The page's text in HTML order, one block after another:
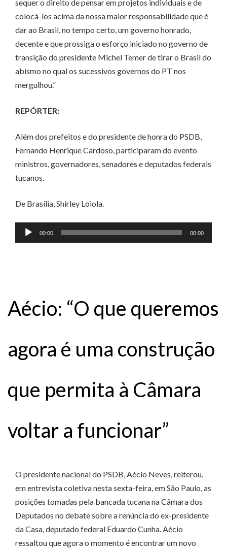
sequer o direito de pensar em projetos individuais e de
colocá-los acima da nossa maior responsabilidade que é
dar ao Brasil, no tempo certo, um governo honrado,
decente e que prossiga o esforço iniciado no governo de
transição do presidente Michel Temer de tirar o Brasil do
abismo no qual os sucessivos governos do PT nos
mergulhou.”
REPÓRTER:
Além dos prefeitos e do presidente de honra do PSDB,
Fernando Henrique Cardoso, participaram do evento
ministros, governadores, senadores e deputados federais
tucanos.
De Brasília, Shirley Loiola.
Tocador
de
00:00 00:00
Aécio: “O que queremos
agora é uma construção
que permita à Câmara
voltar a funcionar”
O presidente nacional do PSDB, Aécio Neves, reiterou,
em entrevista coletiva nesta sexta-feira, em São Paulo, as
posições tomadas pela bancada tucana na Câmara dos
Deputados no debate sobre a renúncia do ex-presidente
da Casa, deputado federal Eduardo Cunha. Aécio
ressaltou que agora o momento é encontrar um novo